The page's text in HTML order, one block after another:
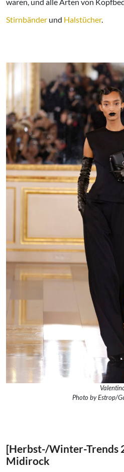
Stirnbänder und Halstücher.
Photo by Estrop/
[Herbst-/Winter-Trends
Midirock